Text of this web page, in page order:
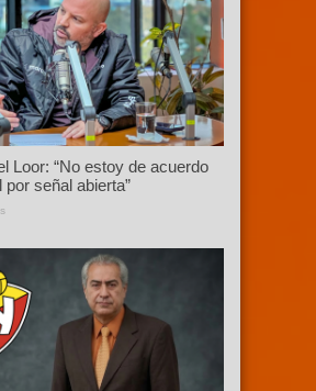
Loor: “No estoy de acuerdo
por señal abierta”